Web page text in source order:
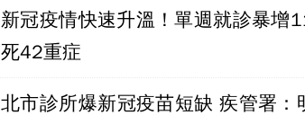
新冠疫情快速升溫！單週就診暴增
死42重症
北市診所爆新冠疫苗短缺 疾管署：